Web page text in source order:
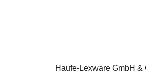
Haufe-Lexware GmbH &